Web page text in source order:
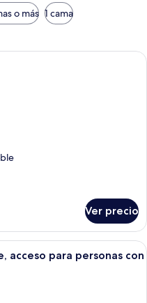
o más 1 cama
de hotel con una cama
Ver precio
patio con mobiliario exterior,
acceso para personas con